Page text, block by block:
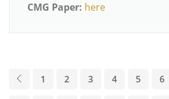
CMG Paper: here
1 2 3 4 5 6